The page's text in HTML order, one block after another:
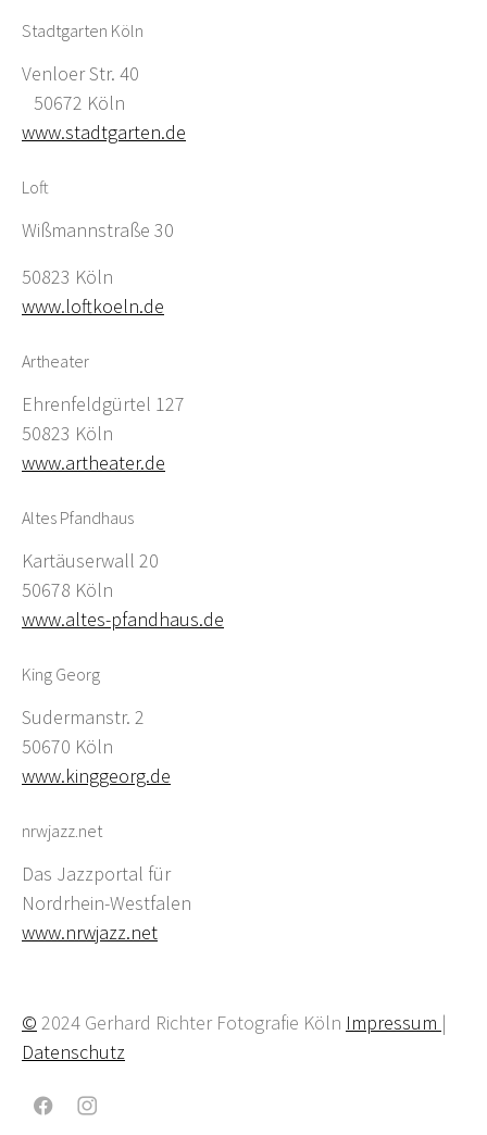
Stadtgarten Köln
Venloer Str. 40
50672 Köln
www.stadtgarten.de
Loft
Wißmannstraße 30
50823 Köln
www.loftkoeln.de
Artheater
Ehrenfeldgürtel 127
50823 Köln
www.artheater.de
Altes Pfandhaus
Kartäuserwall 20
50678 Köln
www.altes-pfandhaus.de
King Georg
Sudermanstr. 2
50670 Köln
www.kinggeorg.de
nrwjazz.net
Das Jazzportal für
Nordrhein-Westfalen
www.nrwjazz.net
© 2024 Gerhard Richter Fotografie Köln Impressum |
Datenschutz
FacebookInstagram